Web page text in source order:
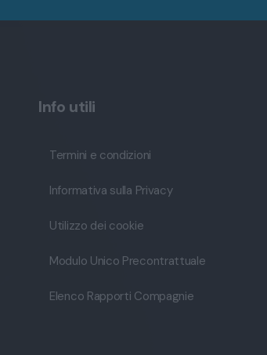
Info utili
Termini e condizioni
Informativa sulla Privacy
Utilizzo dei cookie
Modulo Unico Precontrattuale
Elenco Rapporti Compagnie